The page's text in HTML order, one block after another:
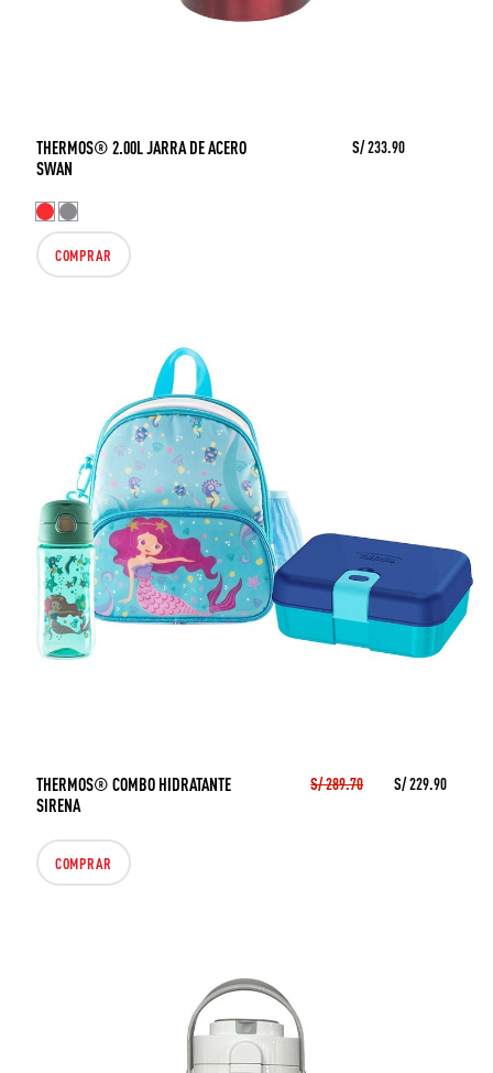
THERMOS® 2.00L JARRA DE ACERO
SWAN
S/ 233.90
COMPRAR
THERMOS® COMBO HIDRATANTE
SIRENA
S/ 289.70 S/ 229.90
COMPRAR